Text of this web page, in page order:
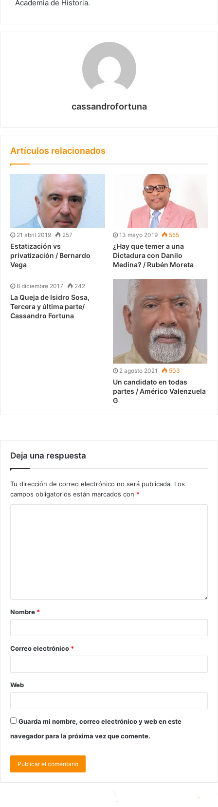
Academia de Historia.
cassandrofortuna
Artículos relacionados
21 abril 2019 257
Estatización vs
privatización / Bernardo
Vega
13 mayo 2019 555
¿Hay que temer a una
Dictadura con Danilo
Medina? / Rubén Moreta
8 diciembre 2017 242
La Queja de Isidro Sosa,
Tercera y última parte/
Cassandro Fortuna
2 agosto 2021 503
Un candidato en todas
partes / Américo Valenzuela
G
Deja una respuesta
Tu dirección de correo electrónico no será publicada. Los
campos obligatorios están marcados con *
Nombre *
Correo electrónico *
Web
Guarda mi nombre, correo electrónico y web en este
navegador para la próxima vez que comente.